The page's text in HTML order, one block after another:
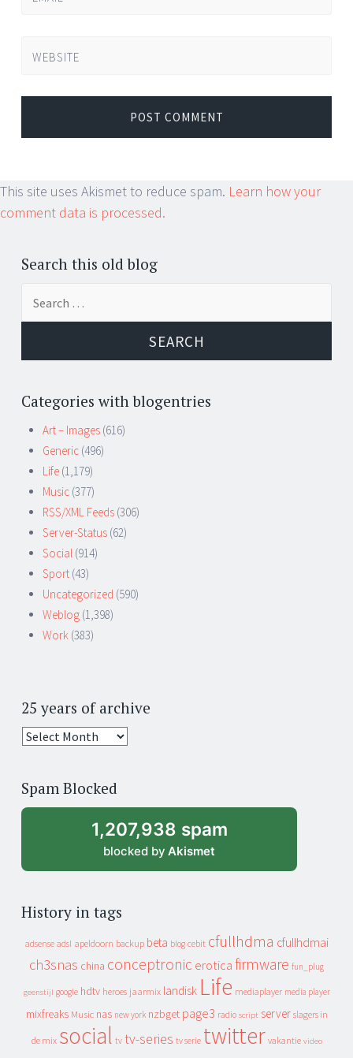
WEBSITE
This site uses Akismet to reduce spam. Learn how your
comment data is processed.
Search this old blog
Categories with blogentries
Art – Images (616)
Generic (496)
Life (1,179)
Music (377)
RSS/XML Feeds (306)
Server-Status (62)
Social (914)
Sport (43)
Uncategorized (590)
Weblog (1,398)
Work (383)
25 years of archive
25
archive
Spam Blocked
1,207,938 spam
blocked by Akismet
History in tags
adsense adsl apeldoorn backup beta blog cebit cfullhdma cfullhdmai
ch3snas china conceptronic erotica firmware fun_plug
geenstijl google hdtv heroes jaarmix landisk Life mediaplayer media player
mixfreaks Music nas new york nzbget page3 radio script server slagers in
de mix social tv tv-series tv serie twitter vakantie video